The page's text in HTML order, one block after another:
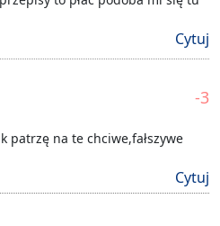
Cytuj
-3
patrzę na te chciwe,fałszywe
Cytuj